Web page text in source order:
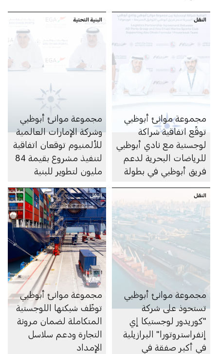
النقل
مجموعة موانئ أبوظبي
توقّع اتفاقية شراكة
لوجستية مع نادي أبوظبي
للرياضات البحرية لدعم
فريق أبوظبي في بطولة
للزوارق السريعة
البنية التحتية
مجموعة موانئ أبوظبي
وشركة الإمارات العالمية
للألمنيوم توقعان اتفاقية
لتنفيذ مشروع بقيمة 84
مليون لتطوير للبنية
النقل
مجموعة موانئ أبوظبي
تستحوذ على شركة
"كوريدور لوجستيكا إي
إنفراستروتورا" البرازيلية
في أكبر صفقة في
النقل
مجموعة موانئ أبوظبي
توظّف شبكتها اللوجستية
المتكاملة لضمان مرونة
التجارة ودعم سلاسل
الإمداد